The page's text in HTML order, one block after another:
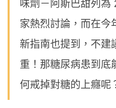
味劑－阿斯巴甜列為
家熱烈討論，而在今
新指南也提到，不建
重！那糖尿病患到底
何戒掉對糖的上癮呢